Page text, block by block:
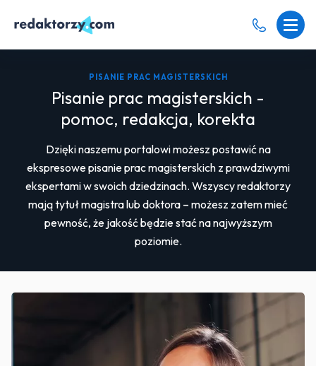
PISANIE PRAC MAGISTERSKICH
Pisanie prac magisterskich -
pomoc, redakcja, korekta
Dzięki naszemu portalowi możesz postawić na
ekspresowe pisanie prac magisterskich z prawdziwymi
ekspertami w swoich dziedzinach. Wszyscy redaktorzy
mają tytuł magistra lub doktora – możesz zatem mieć
pewność, że jakość będzie stać na najwyższym
poziomie.